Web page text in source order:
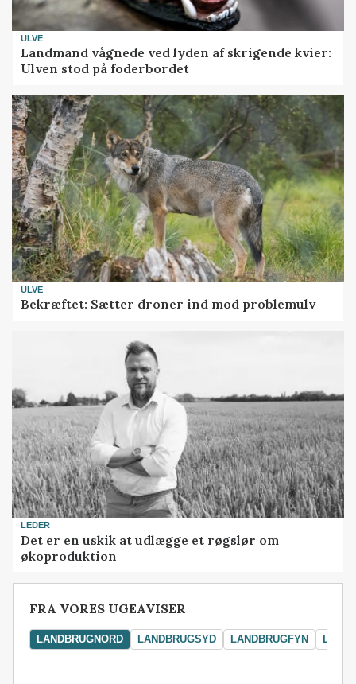
ULVE
Landmand vågnede ved lyden af skrigende kvier:
Ulven stod på foderbordet
ULVE
Bekræftet: Sætter droner ind mod problemulv
LEDER
Det er en uskik at udlægge et røgslør om
økoproduktion
FRA VORES UGEAVISER
LANDBRUGNORD LANDBRUGSYD LANDBRUGFYN